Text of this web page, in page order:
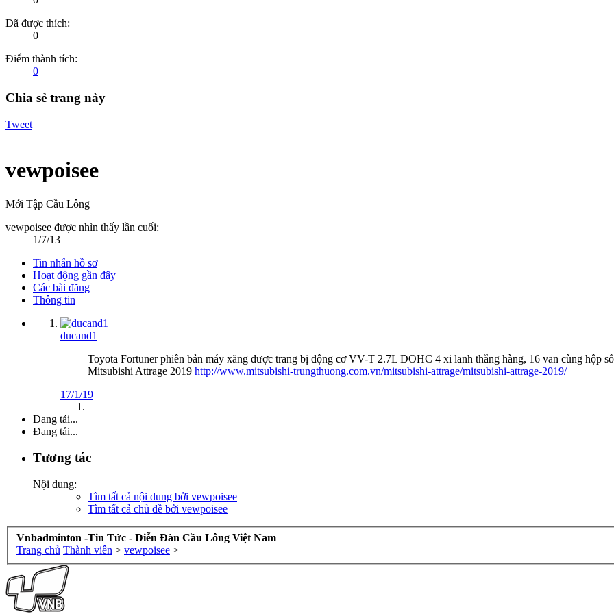
Đã được thích:
0
Điểm thành tích:
0
Chia sẻ trang này
Tweet
vewpoisee
Mới Tập Cầu Lông
vewpoisee được nhìn thấy lần cuối:
1/7/13
Tin nhắn hồ sơ
Hoạt động gần đây
Các bài đăng
Thông tin
ducand1
Toyota Fortuner phiên bản máy xăng được trang bị động cơ VV-T 2.7L DOHC 4 xi lanh thẳng hàng, 16 van cùng hộp
Mitsubishi Attrage 2019 http://www.mitsubishi-trungthuong.com.vn/mitsubishi-attrage/mitsubishi-attrage-2019/
17/1/19
Đang tải...
Đang tải...
Tương tác
Nội dung:
Tìm tất cả nội dung bởi vewpoisee
Tìm tất cả chủ đề bởi vewpoisee
Vnbadminton -Tin Tức - Diễn Đàn Cầu Lông Việt Nam
Trang chủ Thành viên > vewpoisee >